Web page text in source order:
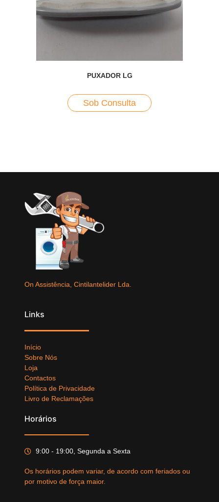
PUXADOR LG
Sob Consulta
On Assistência, Cintilantelider Lda.
Links
Início
Sobre Nós
Loja
Contactos
Política de Privacidade
Livro de Reclamações
Horários
9:00 - 19:00, Segunda a Sexta
Os horários podem variar, de acordo com feriados ou
por motivo de força maior.